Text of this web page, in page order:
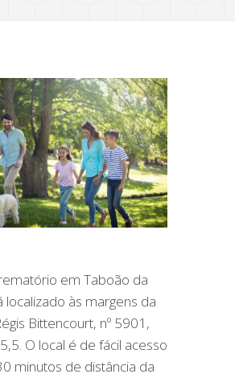
em Taboão da
localizado às margens da
Bittencourt, nº 5901,
O local é de fácil acesso
minutos de distância da